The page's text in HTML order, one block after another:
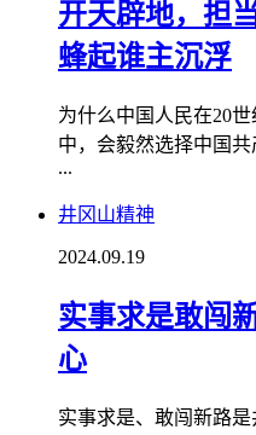
开天辟地，担
蜂起谁主沉浮
为什么中国人民在20
中，会毅然选择中国
...
井冈山精神
2024.09.19
实事求是敢闯
心
实事求是、敢闯新路